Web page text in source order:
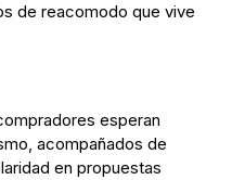
de reacomodo que vive
esperan
acompañados de
en propuestas